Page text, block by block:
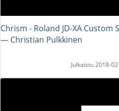
Chrism - Roland JD-XA Custom
― Christian Pulkkinen
Julkaistu 2018-